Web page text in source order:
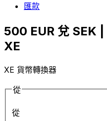
匯款
500 EUR 兌 SEK |
XE
XE 貨幣轉換器
從
從